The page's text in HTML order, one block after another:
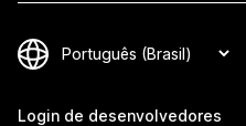
Login de desenvolvedores